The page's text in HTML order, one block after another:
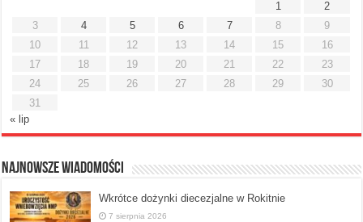
1
2
3
4 5 6 7 8
9
10
11 12 13 14 15
16
17
18 19 20 21 22
23
24
25 26 27 28 29
30
31
« lip
Najnowsze Wiadomości
Wkrótce dożynki diecezjalne w Rokitnie
7 sierpnia 2026